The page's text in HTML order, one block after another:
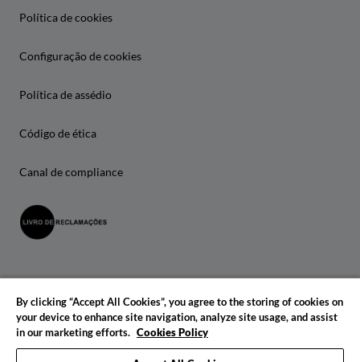
Política de cookies
Configuração de cookies
Política de assédio
Código de ética
Canal de compliance
© 2026 IADE. Todos os direitos reservados.
By clicking “Accept All Cookies”, you agree to the storing of cookies on
your device to enhance site navigation, analyze site usage, and assist
in our marketing efforts. Cookies Policy